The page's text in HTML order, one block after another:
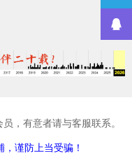
，有意者请与客服联系。
谨防上当受骗！